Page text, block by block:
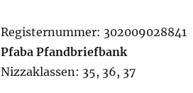
Registernummer: 302009028841
Pfaba Pfandbriefbank
Nizzaklassen: 35, 36, 37